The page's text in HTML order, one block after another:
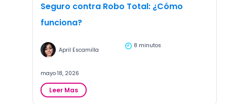
Seguro contra Robo Total: ¿Cómo
funciona?
April Escamilla
8 minutos
mayo 18, 2026
Leer Mas:
Seguro